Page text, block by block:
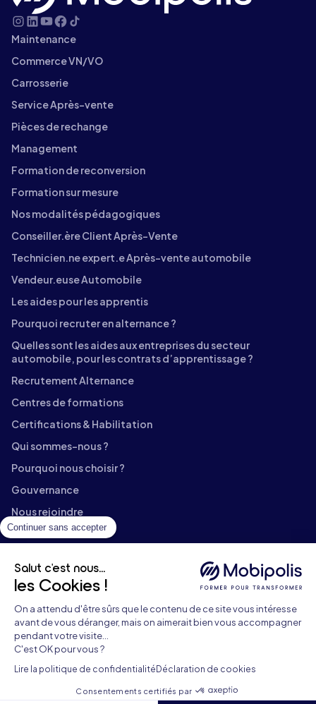
Continuer sans accepter
Salut c'est nous...
les Cookies !
On a attendu d'être sûrs que le contenu de ce site vous intéresse
avant de vous déranger, mais on aimerait bien vous accompagner
pendant votre visite...
C'est OK pour vous ?
Lire la politique de confidentialité Déclaration de cookies
Consentements certifiés par
Maintenance
Commerce VN/VO
Carrosserie
Service Après-vente
Pièces de rechange
Management
Formation de reconversion
Formation sur mesure
Nos modalités pédagogiques
Conseiller.ère Client Après-Vente
Technicien.ne expert.e Après-vente automobile
Vendeur.euse Automobile
Les aides pour les apprentis
Pourquoi recruter en alternance ?
Quelles sont les aides aux entreprises du secteur
automobile, pour les contrats d’apprentissage ?
Recrutement Alternance
Centres de formations
Certifications & Habilitation
Qui sommes-nous ?
Pourquoi nous choisir ?
Gouvernance
Nous rejoindre
Contact
Documents téléchargeables
Catalogue de formation
Blog
Contact formation alternance :09 86 86 07 28
Mentions légales Plan du site • Données personnelles
Aide & FAQ•Accessibilité